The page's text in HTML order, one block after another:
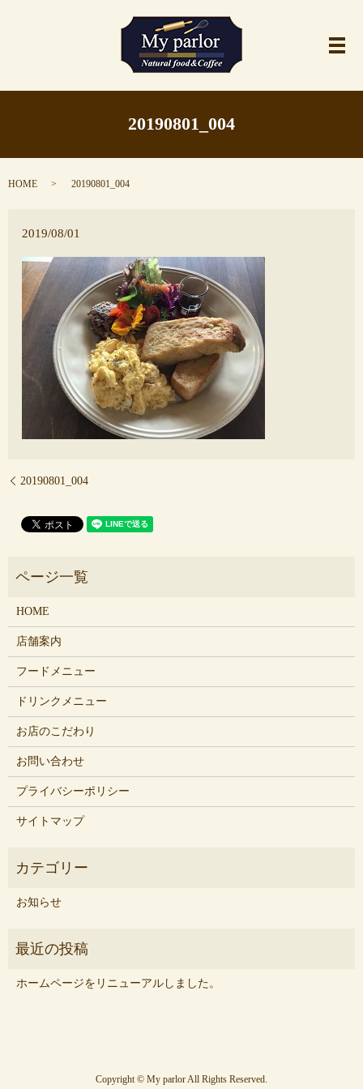
メ
20190801_004
HOME 20190801_004
2019/08/01
20190801_004
HOME
店舗案内
フードメニュー
ドリンクメニュー
お店のこだわり
お問い合わせ
プライバシーポリシー
サイトマップ
お知らせ
ホームページをリニューアルしました。
Copyright © My parlor All Rights Reserved.